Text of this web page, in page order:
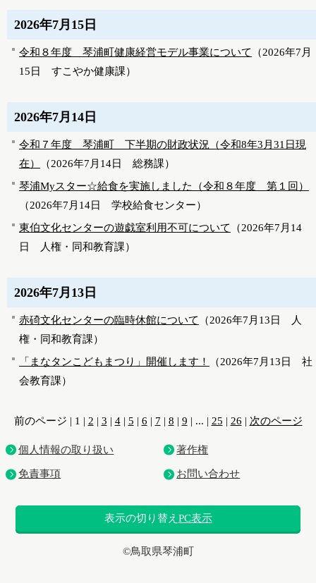
2026年7月15日
令和８年度 琴浦町健康経営モデル事業について （2026年7月
15日
すこやか健康課）
2026年7月14日
令和７年度 琴浦町 下半期の財政状況（令和8年3月31日現
在）
（2026年7月14日 総務課）
琴浦Myスター☆給食を実施しました（令和８年度 第１回）
（2026年7月14日 学校給食センター）
東伯文化センターの遊戯室利用不可について
（2026年7月14
日
人権・同和教育課）
2026年7月13日
赤碕文化センターの臨時休館について （2026年7月13日
人
権・同和教育課）
「まなタンこどもまつり」開催します！
（2026年7月13日
社
会教育課）
前のページ | 1 | 2 | 3 | 4| 5 | 6 | 7 | 8 | 9 | ... | 25 | 26 | 次のページ
個人情報の取り扱い 著作権
免責事項 お問い合わせ
表示の切り替え PC表示
©鳥取県琴浦町